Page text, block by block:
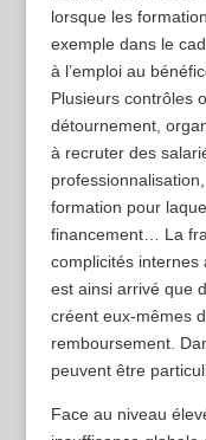
lorsque les
exemple dans le
à l’emploi au
Plusieurs contrôles
détournement,
à recruter des
formation pour
financement… La
complicités internes
est ainsi arrivé que
créent eux-mêmes
remboursement.
peuvent être
Face au niveau